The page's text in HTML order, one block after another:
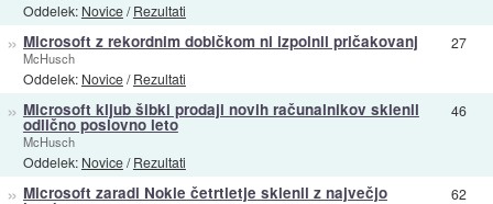
Oddelek: Novice/Rezultati
» Microsoft z rekordnim dobičkom ni izpolnil pričakovanj
McHusch
Oddelek: Novice/Rezultati
27
» Microsoft kljub šibki prodaji novih računalnikov sklenil
odlično poslovno leto
McHusch
Oddelek: Novice/Rezultati
46
» Microsoft zaradi Nokie četrtletje sklenil z največjo 62